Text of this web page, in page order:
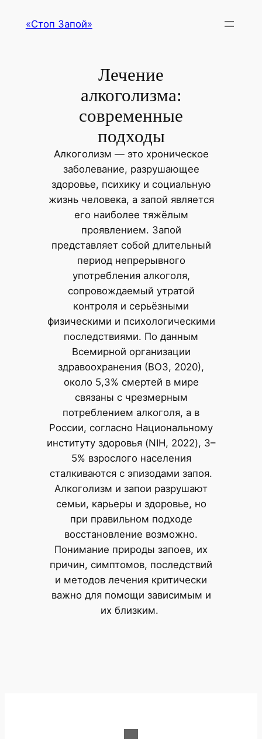
«Стоп Запой»
Лечение
алкоголизма:
современные
подходы
Алкоголизм — это хроническое
заболевание, разрушающее
здоровье, психику и социальную
жизнь человека, а запой является
его наиболее тяжёлым
проявлением. Запой
представляет собой длительный
период непрерывного
употребления алкоголя,
сопровождаемый утратой
контроля и серьёзными
физическими и психологическими
последствиями. По данным
Всемирной организации
здравоохранения (ВОЗ, 2020),
около 5,3% смертей в мире
связаны с чрезмерным
потреблением алкоголя, а в
России, согласно Национальному
институту здоровья (NIH, 2022), 3–
5% взрослого населения
сталкиваются с эпизодами запоя.
Алкоголизм и запои разрушают
семьи, карьеры и здоровье, но
при правильном подходе
восстановление возможно.
Понимание природы запоев, их
причин, симптомов, последствий
и методов лечения критически
важно для помощи зависимым и
их близким.